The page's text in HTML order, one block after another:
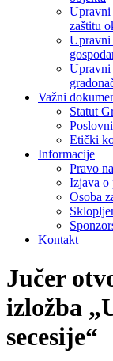
Upravni
zaštitu
Upravni
Upravni
Važni
Statut
Etički
Informacije
Pravo
Izjava o
Osoba
Kontakt
Jučer
izložba
secesije“